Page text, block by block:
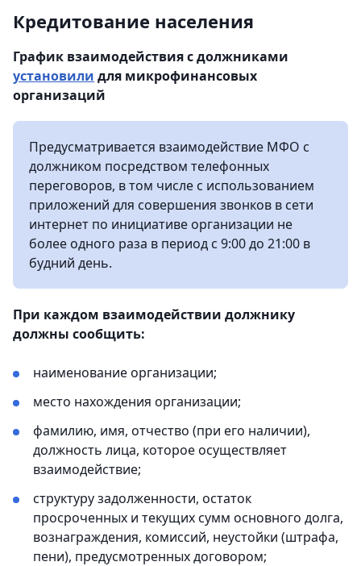
Кредитование населения
График взаимодействия с должниками
установили для микрофинансовых
организаций
Предусматривается взаимодействие МФО с
должником посредством телефонных
переговоров, в том числе с использованием
приложений для совершения звонков в сети
интернет по инициативе организации не
более одного раза в период с 9:00 до 21:00 в
будний день.
При каждом взаимодействии должнику
должны сообщить:
наименование организации;
место нахождения организации;
фамилию, имя, отчество (при его наличии),
должность лица, которое осуществляет
взаимодействие;
структуру задолженности, остаток
просроченных и текущих сумм основного долга,
вознаграждения, комиссий, неустойки (штрафа,
пени), предусмотренных договором;